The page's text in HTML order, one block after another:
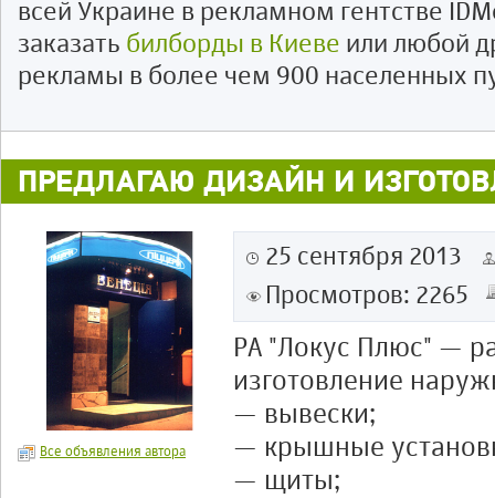
всей Украине в рекламном гентстве
заказать билборды в Киеве или любой
рекламы в более чем 900 населенных
ПРЕДЛАГАЮ ДИЗАЙН И
Все объявления автора
25 сентября 2013
Просмотров: 2265
РА "Локус Плюс" —
изготовление
— вывески;
— крышные
— щиты;